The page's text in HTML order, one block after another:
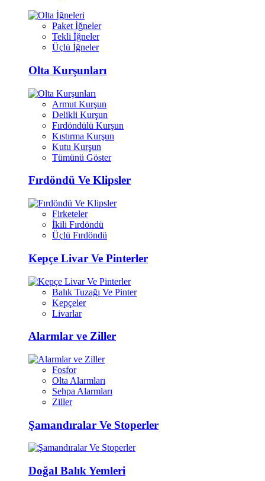
Paket İğneler
Tekli İğneler
Üçlü İğneler
Olta Kurşunları
Armut Kurşun
Delikli Kurşun
Fırdöndülü Kurşun
Kıstırma Kurşun
Kutu Kurşun
Tümünü Göster
Fırdöndü Ve Klipsler
Firketeler
İkili Fırdöndü
Üçlü Fırdöndü
Kepçe Livar Ve Pinterler
Balık Tuzağı Ve Pinter
Kepçeler
Livarlar
Alarmlar ve Ziller
Fosfor
Olta Alarmları
Sehpa Alarmları
Ziller
Şamandıralar Ve Stoperler
Doğal Balık Yemleri